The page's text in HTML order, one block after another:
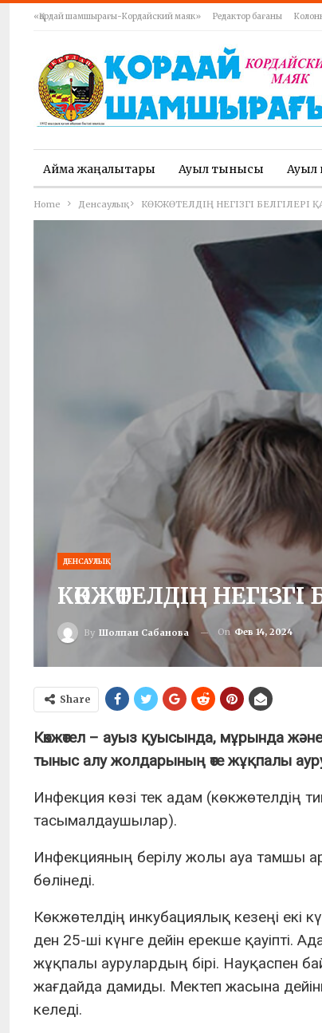
«Қордай шамшырағы-Кордайский маяк» Редактор бағаны
Аймақ жаңалықтары Ауыл тынысы Ауыл
Home Денсаулық КӨКЖӨТЕЛДІҢ НЕГІЗГІ БЕЛГІЛЕРІ
ДЕНСАУЛЫҚ
КӨКЖӨТЕЛДІҢ
By Шолпан Сабанова On Фев 14, 2024
Share
Көкжөтел – ауыз қуысында, мұрында
тыныс алу жолдарының өте жұқпалы
Инфекция көзі тек адам (көкжөтелдің
тасымалдаушылар).
Инфекцияның берілу жолы ауа тамшы
бөлінеді.
Көкжөтелдің инкубациялық кезеңі екі
ден 25-ші күнге дейін ерекше қауіпті.
жұқпалы аурулардың бірі. Науқаспен
жағдайда дамиды. Мектеп жасына
келеді.